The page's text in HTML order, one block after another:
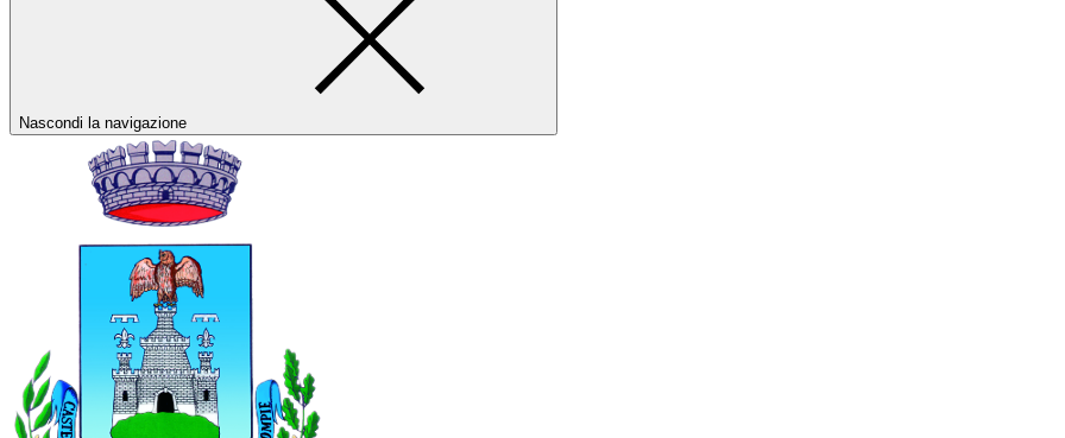
Nascondi la navigazione